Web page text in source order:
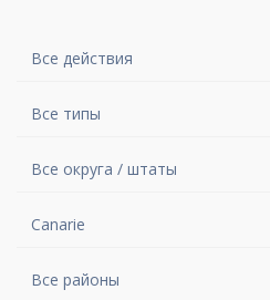
Все действия
Все типы
Все округа / штаты
Canarie
Все районы